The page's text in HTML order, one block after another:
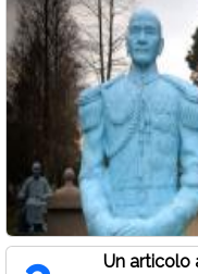
Un articolo